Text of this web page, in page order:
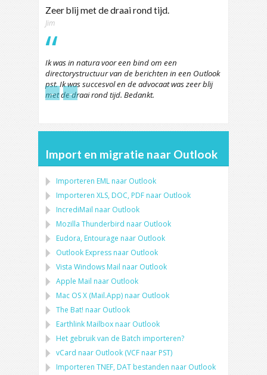
Zeer blij met de draai rond tijd.
Jim
Ik was in natura voor een bind om een
directorystructuur van de berichten in een Outlook
pst. Ik was succesvol en de advocaat was zeer blij
met de draai rond tijd. Bedankt.
← →
Import en migratie naar Outlook
Importeren EML naar Outlook
Importeren XLS, DOC, PDF naar Outlook
IncrediMail naar Outlook
Mozilla Thunderbird naar Outlook
Eudora, Entourage naar Outlook
Outlook Express naar Outlook
Vista Windows Mail naar Outlook
Apple Mail naar Outlook
Mac OS X (Mail.App) naar Outlook
The Bat! naar Outlook
Earthlink Mailbox naar Outlook
Het gebruik van de Batch importeren?
vCard naar Outlook (VCF naar PST)
Importeren TNEF, DAT bestanden naar Outlook